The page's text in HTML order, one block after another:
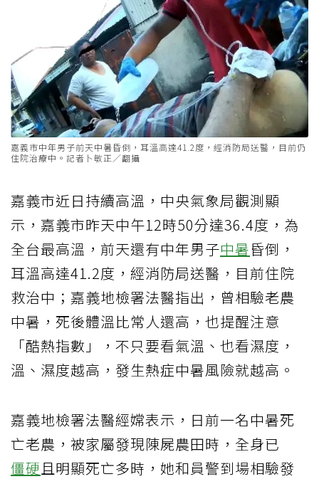
嘉義市中年男子前天中暑昏倒，耳溫高達41.2度，經消防局送醫，目前仍
住院治療中。記者卜敏正／翻攝
嘉義市近日持續高溫，中央氣象局觀測顯
示，嘉義市昨天中午12時50分達36.4度，為
全台最高溫，前天還有中年男子中暑昏倒，
耳溫高達41.2度，經消防局送醫，目前住院
救治中；嘉義地檢署法醫指出，曾相驗老農
中暑，死後體溫比常人還高，也提醒注意
「酷熱指數」，不只要看氣溫、也看濕度，
溫、濕度越高，發生熱症中暑風險就越高。
嘉義地檢署法醫經嫦表示，日前一名中暑死
亡老農，被家屬發現陳屍農田時，全身已
僵硬 且明顯死亡多時，她和員警到場相驗發